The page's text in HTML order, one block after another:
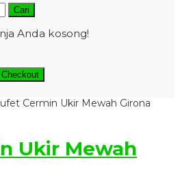
Cari
Anda kosong!
Checkout
Cermin Ukir Mewah Girona
Ukir Mewah